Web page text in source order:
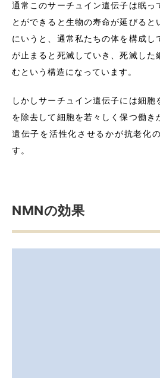
通常このサーチュイン遺伝子は眠っ
とができると生物の寿命が延びると
にいうと、通常私たちの体を構成し
が止まると死滅していき、死滅した
むという構造になっています。
しかしサーチュイン遺伝子には細胞
を除去して細胞を若々しく保つ働き
遺伝子を活性化させるかが抗老化
す。
NMNの効果